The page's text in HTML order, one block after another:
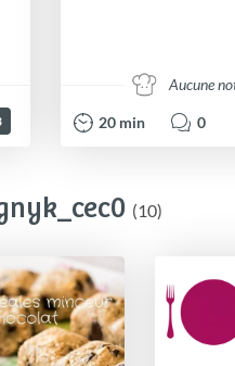
Aucune
20 min 0
(10)